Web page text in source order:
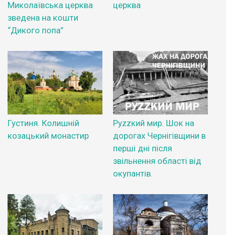
Миколаївська церква
зведена на кошти
“Дикого попа”
церква
Густиня. Колишній
козацький монастир
Руzzкий мир. Шок на
дорогах Чернігівщини в
перші дні після
звільнення області від
окупантів.